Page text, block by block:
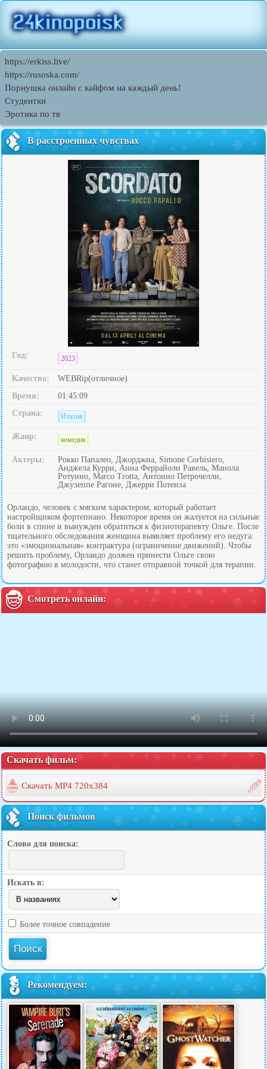
https://erkiss.live/
https://rusoska.com/
Порнушка онлайн с кайфом на каждый день!
Студентки
Эротика по тв
В расстроенных чувствах
Год: 2023
Качество:
WEBRip(отличное)
Время:
01:45:09
Страна:
Италия
Жанр: комедия
Актеры:
Рокко Папалео, Джорджиа, Simone Corbisiero,
Анджела Курри, Анна Феррайоли Равель, Манола
Ротунно, Marco Trotta, Антонио Петрочелли,
Джузеппе Рагоне, Джерри Потенза
Орландо, человек с мягким характером, который работает
настройщиком фортепиано. Некоторое время он жалуется на сильные
боли в спине и вынужден обратиться к физиотерапевту Ольге. После
тщательного обследования женщина выявляет проблему его недуга:
это «эмоциональная» контрактура (ограничение движений). Чтобы
решить проблему, Орландо должен принести Ольге свою
фотографию в молодости, что станет отправной точкой для терапии.
Смотреть онлайн:
Скачать фильм:
Скачать MP4 720x384
Поиск фильмов
Слово для поиска:
Искать в:
Более точное совпадение
Рекомендуем: